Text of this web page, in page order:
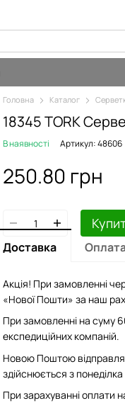
Головна Каталог
18345 TORK
В наявності Артикул: 48606
250.80 грн
Доставка
Акція! При замовленні
«Нової Пошти» за наш
При замовленні на суму
експедиційних компаній.
Новою Поштою
здійснюється з
При зарахуванні оплати